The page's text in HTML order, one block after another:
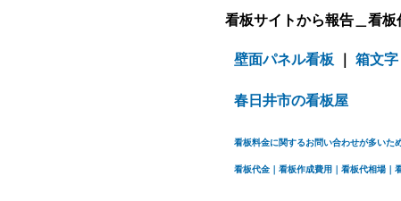
看板サイトから報告＿看板
壁面パネル看板 箱文
春日井市の看板屋
看板料金に関するお問い合わせが多いた
看板代金｜看板作成費用｜看板代相場｜